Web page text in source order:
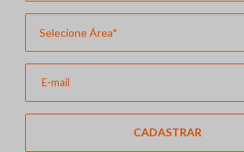
CADASTRAR